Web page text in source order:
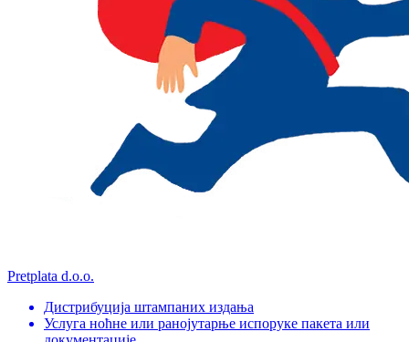
Pretplata d.o.o.
Дистрибуција штампаних издања
Услуга ноћне или ранојутарње испоруке пакета или